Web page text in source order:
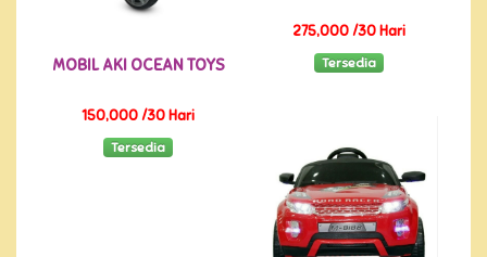
MOBIL AKI OCEAN TOYS
150,000 /30 Hari
Tersedia
275,000 /30 Hari
Tersedia